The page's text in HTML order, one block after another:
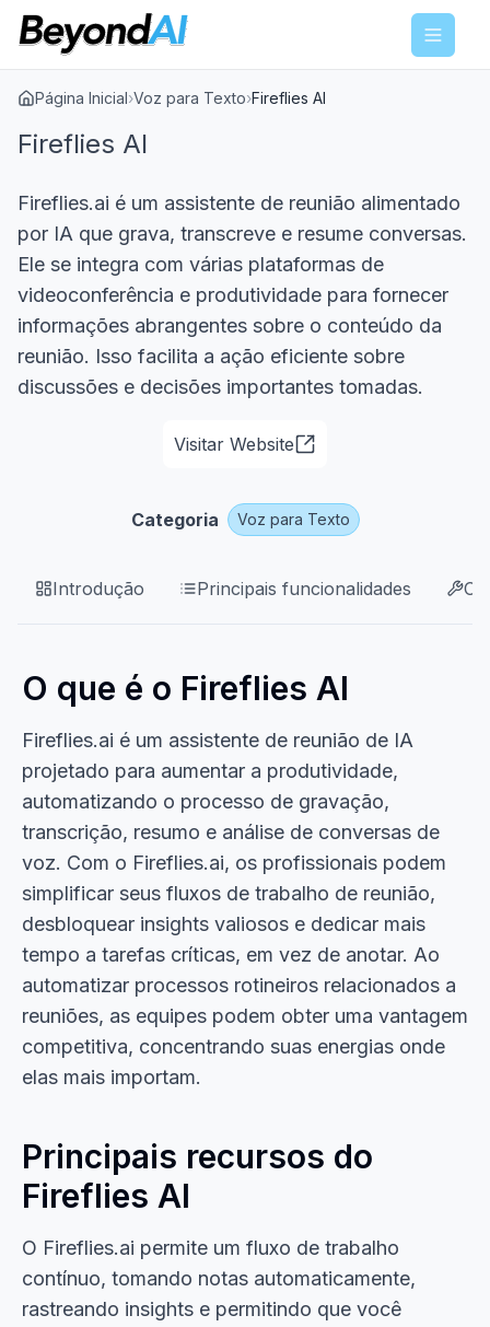
Menu
Página Inicial›Voz para Texto›Fireflies AI
Fireflies AI
Fireflies.ai é um assistente de reunião alimentado
por IA que grava, transcreve e resume conversas.
Ele se integra com várias plataformas de
videoconferência e produtividade para fornecer
informações abrangentes sobre o conteúdo da
reunião. Isso facilita a ação eficiente sobre
discussões e decisões importantes tomadas.
Visitar Website
Categoria Voz para Texto
Introdução Principais funcionalidades
O que é o Fireflies AI
Fireflies.ai é um assistente de reunião de IA
projetado para aumentar a produtividade,
automatizando o processo de gravação,
transcrição, resumo e análise de conversas de
voz. Com o Fireflies.ai, os profissionais podem
simplificar seus fluxos de trabalho de reunião,
desbloquear insights valiosos e dedicar mais
tempo a tarefas críticas, em vez de anotar. Ao
automatizar processos rotineiros relacionados a
reuniões, as equipes podem obter uma vantagem
competitiva, concentrando suas energias onde
elas mais importam.
Principais recursos do
Fireflies AI
O Fireflies.ai permite um fluxo de trabalho
contínuo, tomando notas automaticamente,
rastreando insights e permitindo que você